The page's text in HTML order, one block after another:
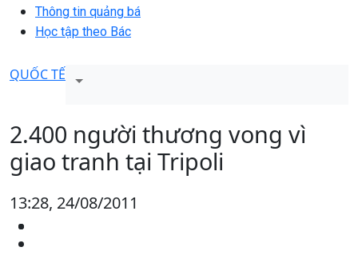
Thông tin quảng bá
Học tập theo Bác
QUỐC TẾ
2.400 người thương vong vì
giao tranh tại Tripoli
13:28, 24/08/2011